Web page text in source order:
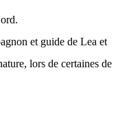
et guide de Lea et
lors de certaines de